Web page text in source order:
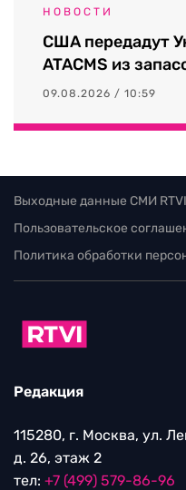
НОВОСТИ
США передадут
ATACMS из
09.08.2026 / 10:59
Выходные данные СМИ RTVI
Пользовательское
Политика обработки
Редакция
115280, г. Москва, ул.
д. 26, этаж 2
тел: +7 (499) 579-86-96